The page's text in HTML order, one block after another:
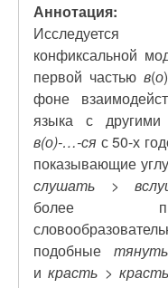
Аннотация:
Исследуется
конфиксальной
первой частью в(о
фоне
языка с
в(о)‑…‑ся с 50-х
показывающие
слушать >
более
подобные тянуть
икрасть >